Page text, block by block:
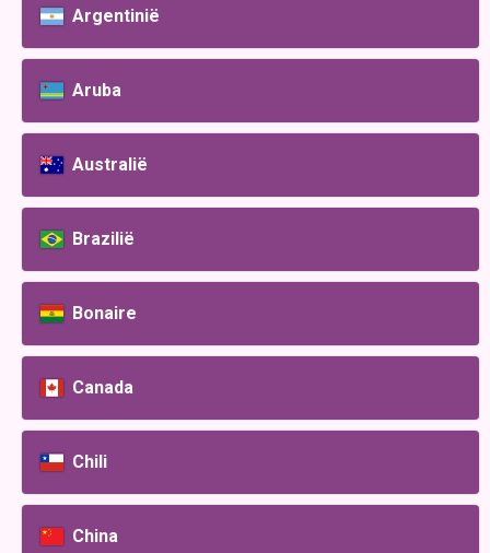
Argentinië
Aruba
Australië
Brazilië
Bonaire
Canada
Chili
China